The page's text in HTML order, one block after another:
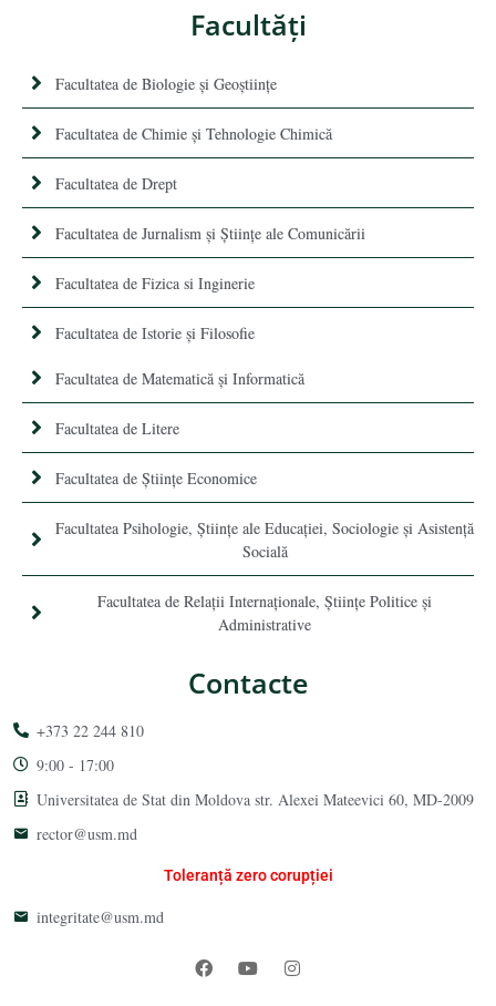
Facultăţi
Facultatea de Biologie și Geoștiințe
Facultatea de Chimie şi Tehnologie Chimică
Facultatea de Drept
Facultatea de Jurnalism şi Ştiinţe ale Comunicării
Facultatea de Fizica si Inginerie
Facultatea de Istorie şi Filosofie
Facultatea de Matematică şi Informatică
Facultatea de Litere
Facultatea de Științe Economice
Facultatea Psihologie, Ştiinţe ale Educaţiei, Sociologie și Asistență
Socială
Facultatea de Relaţii Internaţionale, Ştiinţe Politice şi
Administrative
Contacte
+373 22 244 810
9:00 - 17:00
Universitatea de Stat din Moldova str. Alexei Mateevici 60, MD-2009
rector@usm.md
Toleranță zero corupției
integritate@usm.md